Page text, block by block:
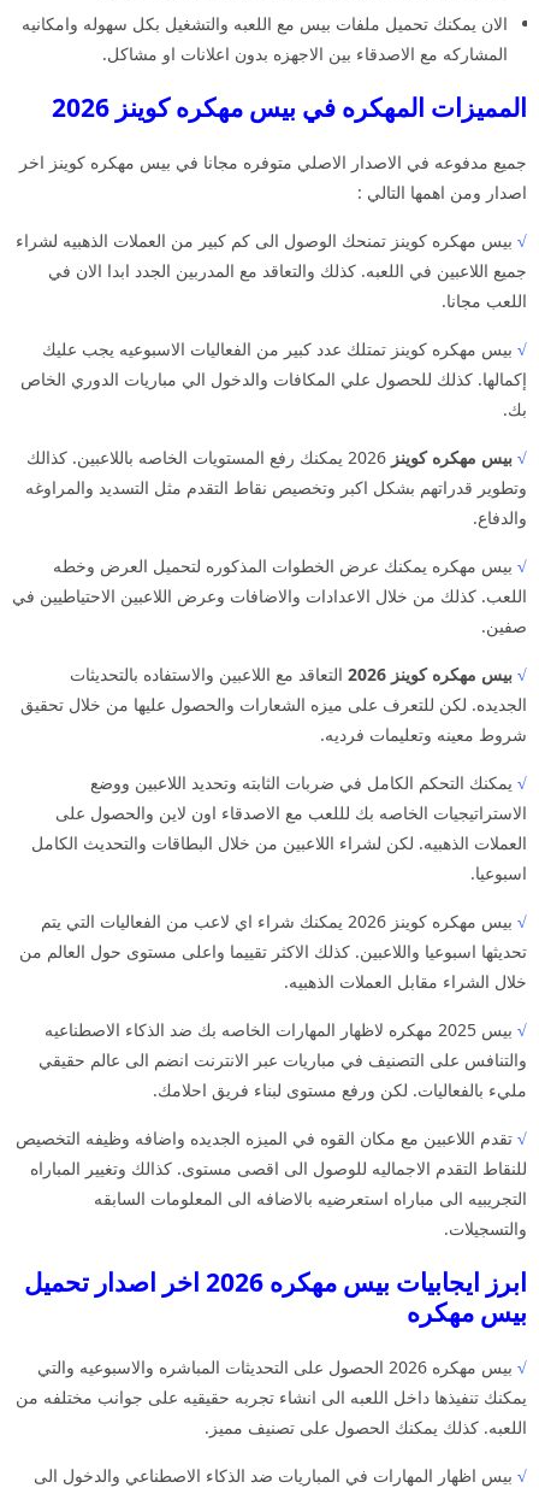
الان يمكنك تحميل ملفات بيس مع اللعبه والتشغيل بكل سهوله وامكانيه
المشاركه مع الاصدقاء بين الاجهزه بدون اعلانات او مشاكل.
المميزات المهكره في بيس مهكره كوينز 2026
جميع مدفوعه في الاصدار الاصلي متوفره مجانا في بيس مهكره كوينز اخر
اصدار ومن اهمها التالي :
√ بيس مهكره كوينز تمنحك الوصول الى كم كبير من العملات الذهبيه لشراء
جميع اللاعبين في اللعبه. كذلك والتعاقد مع المدربين الجدد ابدا الان في
اللعب مجانا.
√ بيس مهكره كوينز تمتلك عدد كبير من الفعاليات الاسبوعيه يجب عليك
إكمالها. كذلك للحصول علي المكافات والدخول الي مباريات الدوري الخاص
بك.
√ بيس مهكره كوينز
2026 يمكنك رفع المستويات الخاصه باللاعبين. كذالك
وتطوير قدراتهم بشكل اكبر وتخصيص نقاط التقدم مثل التسديد والمراوغه
والدفاع.
√ بيس مهكره يمكنك عرض الخطوات المذكوره لتحميل العرض وخطه
اللعب. كذلك من خلال الاعدادات والاضافات وعرض اللاعبين الاحتياطيين في
صفين.
√ بيس مهكره كوينز 2026
التعاقد مع اللاعبين والاستفاده بالتحديثات
الجديده. لكن للتعرف على ميزه الشعارات والحصول عليها من خلال تحقيق
شروط معينه وتعليمات فرديه.
√ يمكنك التحكم الكامل في ضربات الثابته وتحديد اللاعبين ووضع
الاستراتيجيات الخاصه بك لللعب مع الاصدقاء اون لاين والحصول على
العملات الذهبيه. لكن لشراء اللاعبين من خلال البطاقات والتحديث الكامل
اسبوعيا.
√
بيس مهكره كوينز 2026 يمكنك شراء اي لاعب من الفعاليات التي يتم
تحديثها اسبوعيا واللاعبين. كذلك الاكثر تقييما واعلى مستوى حول العالم من
خلال الشراء مقابل العملات الذهبيه.
√
بيس 2025 مهكره لاظهار المهارات الخاصه بك ضد الذكاء الاصطناعيه
والتنافس على التصنيف في مباريات عبر الانترنت انضم الى عالم حقيقي
مليء بالفعاليات. لكن ورفع مستوى لبناء فريق احلامك.
√ تقدم اللاعبين مع مكان القوه في الميزه الجديده واضافه وظيفه التخصيص
للنقاط التقدم الاجماليه للوصول الى اقصى مستوى. كذالك وتغيير المباراه
التجريبيه الى مباراه استعرضيه بالاضافه الى المعلومات السابقه
والتسجيلات.
ابرز ايجابيات بيس مهكره 2026 اخر اصدار تحميل
بيس مهكره
√
بيس مهكره 2026 الحصول على التحديثات المباشره والاسبوعيه والتي
يمكنك تنفيذها داخل اللعبه الى انشاء تجربه حقيقيه على جوانب مختلفه من
اللعبه. كذلك يمكنك الحصول على تصنيف مميز.
√ بيس اظهار المهارات في المباريات ضد الذكاء الاصطناعي والدخول الى